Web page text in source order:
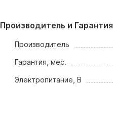
Производитель и Гарантия
Производитель
Гарантия, мес.
Электропитание, В